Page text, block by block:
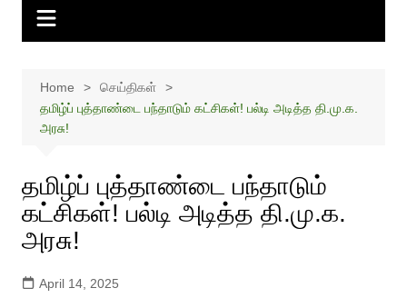
Home
செய்திகள்
தமிழ்ப் புத்தாண்டை பந்தாடும் கட்சிகள்! பல்டி அடித்த தி.மு.க.
அரசு!
தமிழ்ப் புத்தாண்டை பந்தாடும்
கட்சிகள்! பல்டி அடித்த தி.மு.க.
அரசு!
April 14, 2025